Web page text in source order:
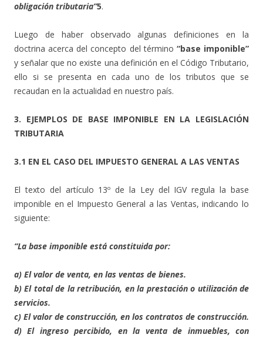
obligación tributaria”5.
Luego de haber observado algunas definiciones en la
doctrina acerca del concepto del término “base imponible”
y señalar que no existe una definición en el Código Tributario,
ello si se presenta en cada uno de los tributos que se
recaudan en la actualidad en nuestro país.
3. EJEMPLOS DE BASE IMPONIBLE EN LA LEGISLACIÓN
TRIBUTARIA
3.1 EN EL CASO DEL IMPUESTO GENERAL A LAS VENTAS
El texto del artículo 13º de la Ley del IGV regula la base
imponible en el Impuesto General a las Ventas, indicando lo
siguiente:
“La base imponible está constituida por:
a) El valor de venta, en las ventas de bienes.
b) El total de la retribución, en la prestación o utilización de
servicios.
c) El valor de construcción, en los contratos de construcción.
d) El ingreso percibido, en la venta de inmuebles, con